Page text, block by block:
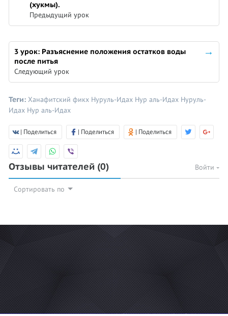
(хукмы).
Предыдущий урок
3 урок: Разъяснение положения остатков воды
после питья
Следующий урок
Теги: Ханафитский фикх Нуруль-Идах Нур аль-Идах Нуруль-
Идах Нур аль-Идах
| Поделиться | Поделиться | Поделиться
Отзывы читателей (0) Войти
Сортировать по